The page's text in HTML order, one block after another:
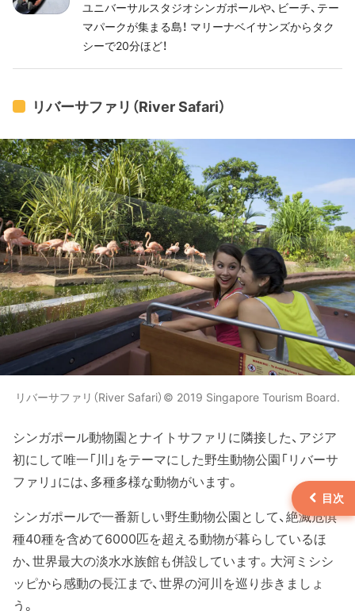
ユニバーサルスタジオシンガポールや、ビーチ、テー
マパークが集まる島！ マリーナベイサンズからタク
シーで20分ほど！
リバーサファリ（River Safari）
リバーサファリ（River Safari）© 2019 Singapore Tourism Board.
シンガポール動物園とナイトサファリに隣接した、アジア
初にして唯一「川」をテーマにした野生動物公園「リバーサ
ファリ」には、多種多様な動物がいます。
シンガポールで一番新しい野生動物公園として、絶滅危惧
種40種を含めて6000匹を超える動物が暮らしているほ
か、世界最大の淡水水族館も併設しています。大河ミシシ
ッピから感動の長江まで、世界の河川を巡り歩きましょ
う。